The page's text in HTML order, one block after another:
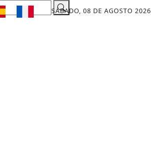
SÁBADO, 08 DE AGOSTO 2026